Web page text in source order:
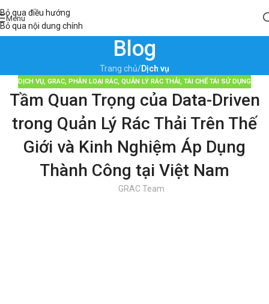
Bỏ qua điều hướng
Bỏ qua nội dung chính
Menu
Blog
Trang chủ/Dịch vụ
DỊCH VỤ, GRAC, PHÂN LOẠI RÁC, QUẢN LÝ RÁC THẢI, TÁI CHẾ TÁI SỬ DỤNG
Tầm Quan Trọng của Data-Driven
trong Quản Lý Rác Thải Trên Thế
Giới và Kinh Nghiệm Áp Dụng
Thành Công tại Việt Nam
GRAC Team